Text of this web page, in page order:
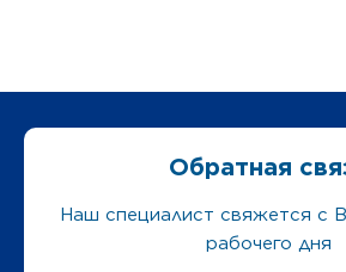
Обратная
Наш специалист свяжется с
рабочего дня